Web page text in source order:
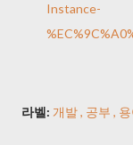
Instance-
라벨: 개발 공부